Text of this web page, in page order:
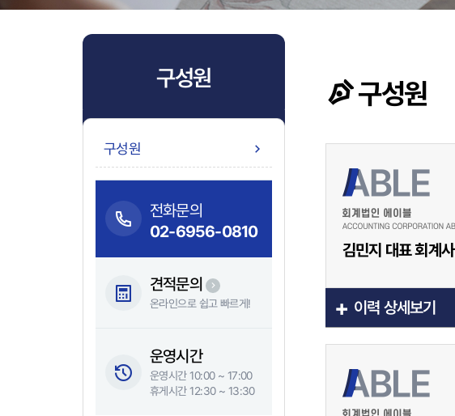
회사소개
구성원
업무분야
견적문의
구성원
구성원
전화문의
02-6956-0810
견적문의
온라인으로 쉽고 빠르게!
운영시간
운영시간 10:00 ~ 17:00
휴게시간 12:30 ~ 13:30
구성원
김민지 대표 회계사
+ 이력 상세보기